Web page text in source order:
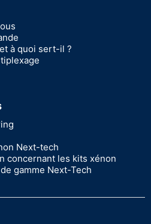
à quoi sert-il ?
Next-tech
concernant les kits xénon
gamme Next-Tech